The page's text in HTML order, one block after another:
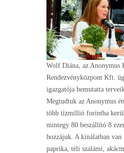
Wolf Diána, az Anonymus
Rendezvényközpont Kft.
igazgatója bemutatta
Megtudtuk az Anonymus
több tízmillió forintba
mintegy 80 beszállító 8
hozzájuk. A kínálatban van
paprika, téli szalámi,